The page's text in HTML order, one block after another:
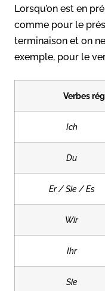
Lorsqu’on est en
comme pour le
terminaison et on
exemple, pour le
Verbes
Ich
Du
Er / Sie / Es
Wir
Ihr
Sie